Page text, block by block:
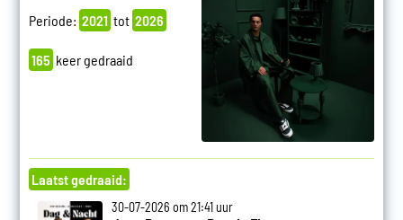
Periode: 2021 tot 2026
165 keer gedraaid
Laatst gedraaid:
30-07-2026 om 21:41 uur